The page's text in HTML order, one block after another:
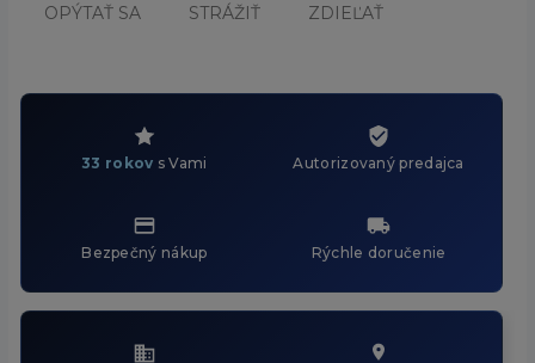
OPÝTAŤ SA STRÁŽIŤ ZDIEĽAŤ
33 rokov s Vami Autorizovaný predajca
Bezpečný nákup Rýchle doručenie